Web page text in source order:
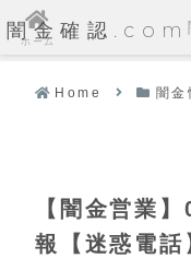
闇金確認.com
Home 闇金
【闇金営業
報【迷惑電話
ホーム